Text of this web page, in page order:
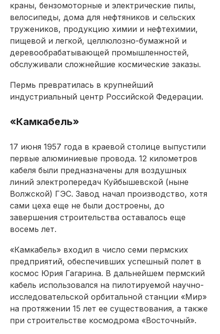
краны, бензомоторные и электрические пилы,
велосипеды, дома для нефтяников и сельских
тружеников, продукцию химии и нефтехимии,
пищевой и легкой, целлюлозно-бумажной и
деревообрабатывающей промышленностей,
обслуживали сложнейшие космические заказы.
Пермь превратилась в крупнейший
индустриальный центр Российской Федерации.
«Камкабель»
17 июня 1957 года в краевой столице выпустили
первые алюминиевые провода. 12 километров
кабеля были предназначены для воздушных
линий электропередач Куйбышевской (ныне
Волжской) ГЭС. Завод начал производство, хотя
сами цеха еще не были достроены, до
завершения строительства оставалось еще
восемь лет.
«Камкабель» входил в число семи пермских
предприятий, обеспечивших успешный полет в
космос Юрия Гагарина. В дальнейшем пермский
кабель использовался на пилотируемой научно-
исследовательской орбитальной станции «Мир»
на протяжении 15 лет ее существования, а также
при строительстве космодрома «Восточный».